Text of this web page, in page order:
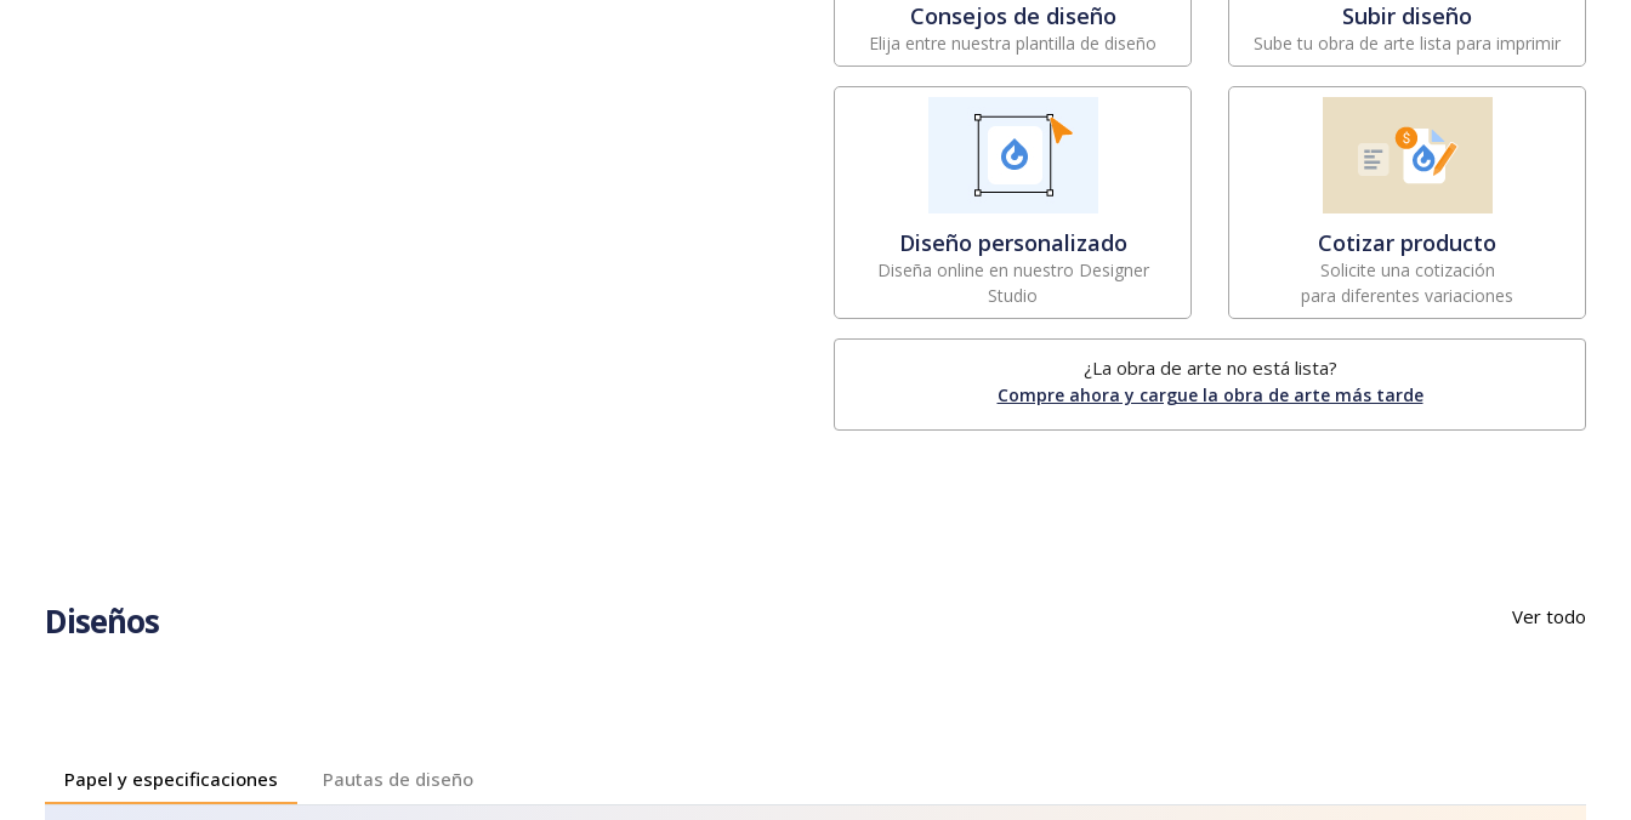
Consejos de diseño
Elija entre nuestra plantilla de diseño
Subir diseño
Sube tu obra de arte lista para imprimir
Diseño personalizado
Diseña online en nuestro Designer
Studio
Cotizar producto
Solicite una cotización
para diferentes variaciones
¿La obra de arte no está lista?
Compre ahora y cargue la obra de arte más tarde
Ver todo
Diseños
Papel y especificaciones Pautas de diseño